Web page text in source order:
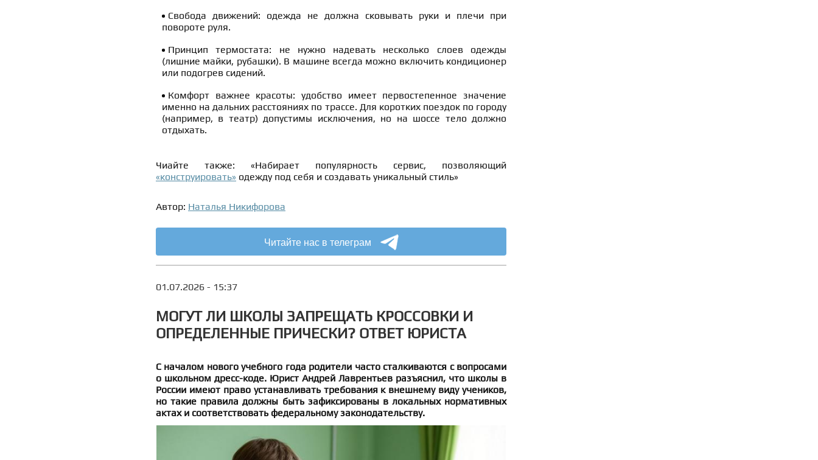
Свобода движений: одежда не должна сковывать руки и плечи при
повороте руля.
Принцип термостата: не нужно надевать несколько слоев одежды
(лишние майки, рубашки). В машине всегда можно включить кондиционер
или подогрев сидений.
Комфорт важнее красоты: удобство имеет первостепенное значение
именно на дальних расстояниях по трассе. Для коротких поездок по городу
(например, в театр) допустимы исключения, но на шоссе тело должно
отдыхать.
Чиайте также: «Набирает популярность сервис, позволяющий
«конструировать» одежду под себя и создавать уникальный стиль»
Автор: Наталья Никифорова
Читайте нас в телеграм
01.07.2026 - 15:37
МОГУТ ЛИ ШКОЛЫ ЗАПРЕЩАТЬ КРОССОВКИ И
ОПРЕДЕЛЕННЫЕ ПРИЧЕСКИ? ОТВЕТ ЮРИСТА
С началом нового учебного года родители часто сталкиваются с вопросами
о школьном дресс-коде. Юрист Андрей Лаврентьев разъяснил, что школы в
России имеют право устанавливать требования к внешнему виду учеников,
но такие правила должны быть зафиксированы в локальных нормативных
актах и соответствовать федеральному законодательству.